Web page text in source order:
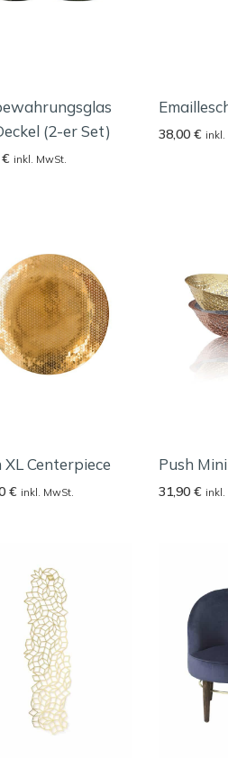
(2-er Set)
€ inkl. MwSt.
38,00€ inkl.
XL Centerpiece
€ inkl. MwSt.
Push
31,90€ inkl.